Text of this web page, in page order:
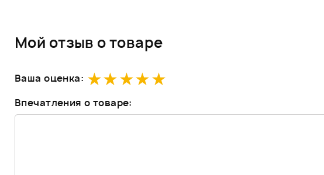
Мой отзыв о товаре
Ваша оценка:
Впечатления о товаре: